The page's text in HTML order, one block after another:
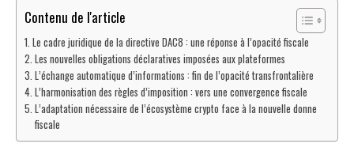
Contenu de l'article
Le cadre juridique de la directive DAC8 : une réponse à l’opacité fiscale
Les nouvelles obligations déclaratives imposées aux plateformes
L’échange automatique d’informations : fin de l’opacité transfrontalière
L’harmonisation des règles d’imposition : vers une convergence fiscale
L’adaptation nécessaire de l’écosystème crypto face à la nouvelle donne
fiscale